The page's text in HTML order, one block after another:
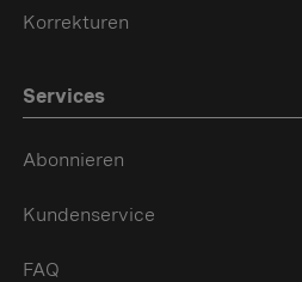
Korrekturen
Services
Abonnieren
Kundenservice
FAQ